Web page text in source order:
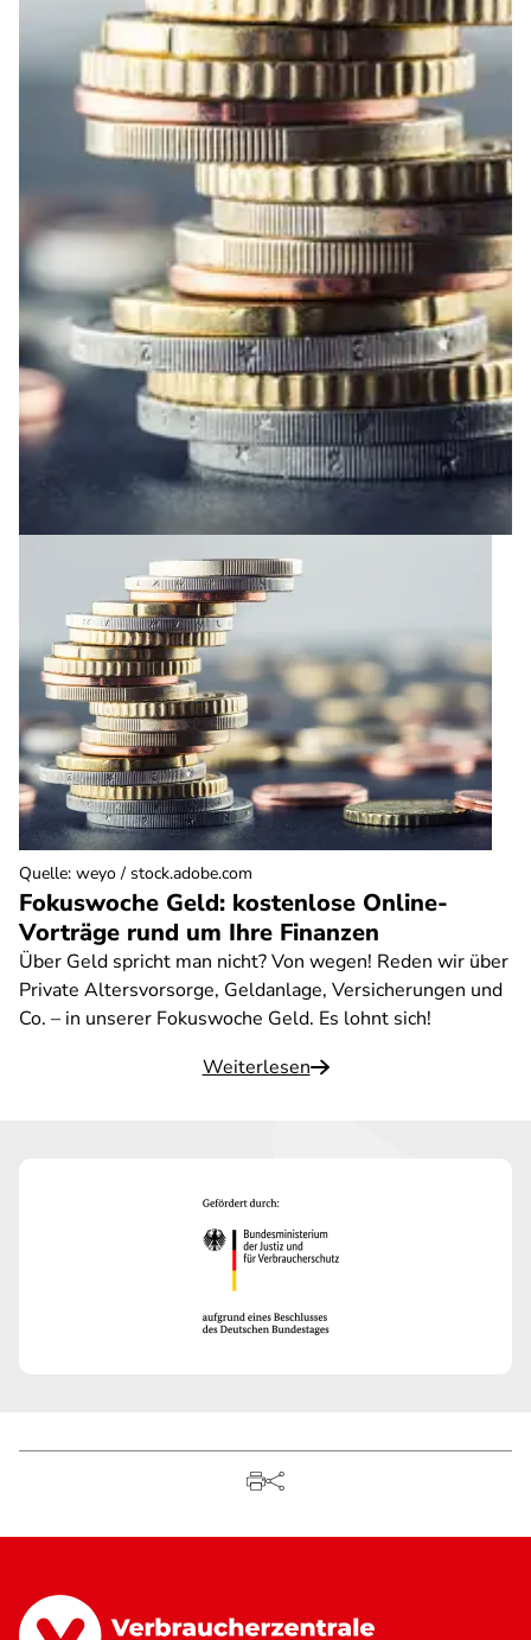
Fokuswoche Geld: kostenlose Online-
Vorträge rund um Ihre Finanzen
Über Geld spricht man nicht? Von wegen! Reden wir über
Private Altersvorsorge, Geldanlage, Versicherungen und
Co. – in unserer Fokuswoche Geld. Es lohnt sich!
Weiterlesen
Quelle: weyo / stock.adobe.com